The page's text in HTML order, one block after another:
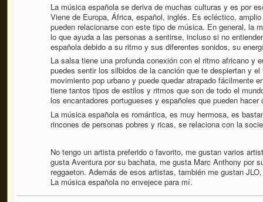
La música española se deriva de muchas culturas y es por
Viene de Europa, África, español, inglés. Es ecléctico,
pueden relacionarse con este tipo de música. En general, la
lo que ayuda a las personas a sentirse, incluso si no
española debido a su ritmo y sus diferentes sonidos, su
La salsa tiene una profunda conexión con el ritmo africano y
puedes sentir los silbidos de la canción que te despiertan y
movimiento pop urbano y puede quedar atrapado fácilmente
tiene tantos tipos de estilos y ritmos que son de todo el
los encantadores portugueses y españoles que pueden
La música española es romántica, es muy hermosa, es
rincones de personas pobres y ricas, se relaciona con la
No tengo un artista preferido o favorito, me gustan varios
gusta Aventura por su bachata, me gusta Marc Anthony por
reggaeton. Además de esos artistas, también me gustan
La música española no envejece para mí.